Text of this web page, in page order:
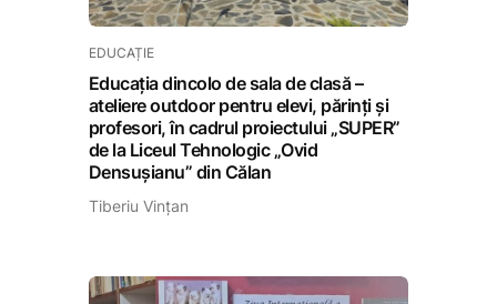
EDUCAȚIE
Educația dincolo de sala de clasă –
ateliere outdoor pentru elevi, părinți și
profesori, în cadrul proiectului „SUPER”
de la Liceul Tehnologic „Ovid
Densușianu” din Călan
Tiberiu Vințan